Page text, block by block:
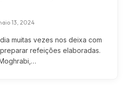
13, 2024
muitas vezes nos deixa com
refeições elaboradas.